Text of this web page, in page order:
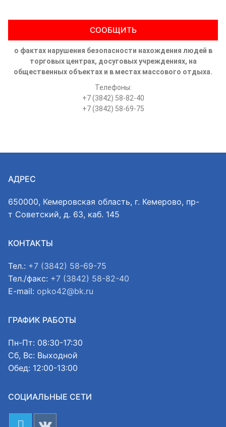
СООБЩИТЬ
о фактах нарушения безопасности нахождения людей в
торговых центрах, досуговых учреждениях, на
общественных объектах и в местах массового отдыха.
Телефоны:
+7 (3842) 58-82-40
+7 (3842) 58-69-75
АДРЕС
650000, Кемеровская область, г. Кемерово, пр-
т Советский, д. 63, каб. 145
КОНТАКТЫ
Тел.: +7 (3842) 58-69-75
Тел./факс: +7 (3842) 58-82-40
E-mail: opko42@bk.ru
ГРАФИК РАБОТЫ
Пн-Пт: 08:30-17:30
Сб, Вс: Выходной
Обед: 12:00-13:00
СОЦИАЛЬНЫЕ СЕТИ